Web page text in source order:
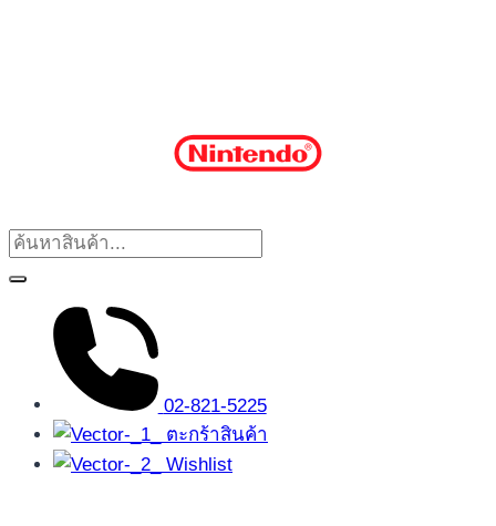
02-821-5225
ตะกร้าสินค้า
Wishlist